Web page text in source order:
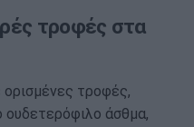
τροφές στα
τροφές,
ουδετερόφιλο άσθμα,